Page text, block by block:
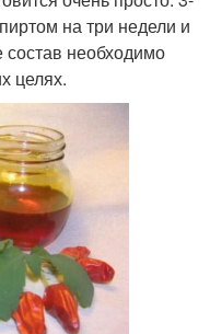
со стручковым
перцем
из стручкового
перца
Перец с маслом
на три недели и
состав необходимо
целях.